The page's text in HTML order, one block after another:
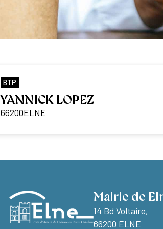
BTP
YANNICK LOPEZ
66200ELNE
Mairie de
14 Bd Voltaire,
66200 ELNE